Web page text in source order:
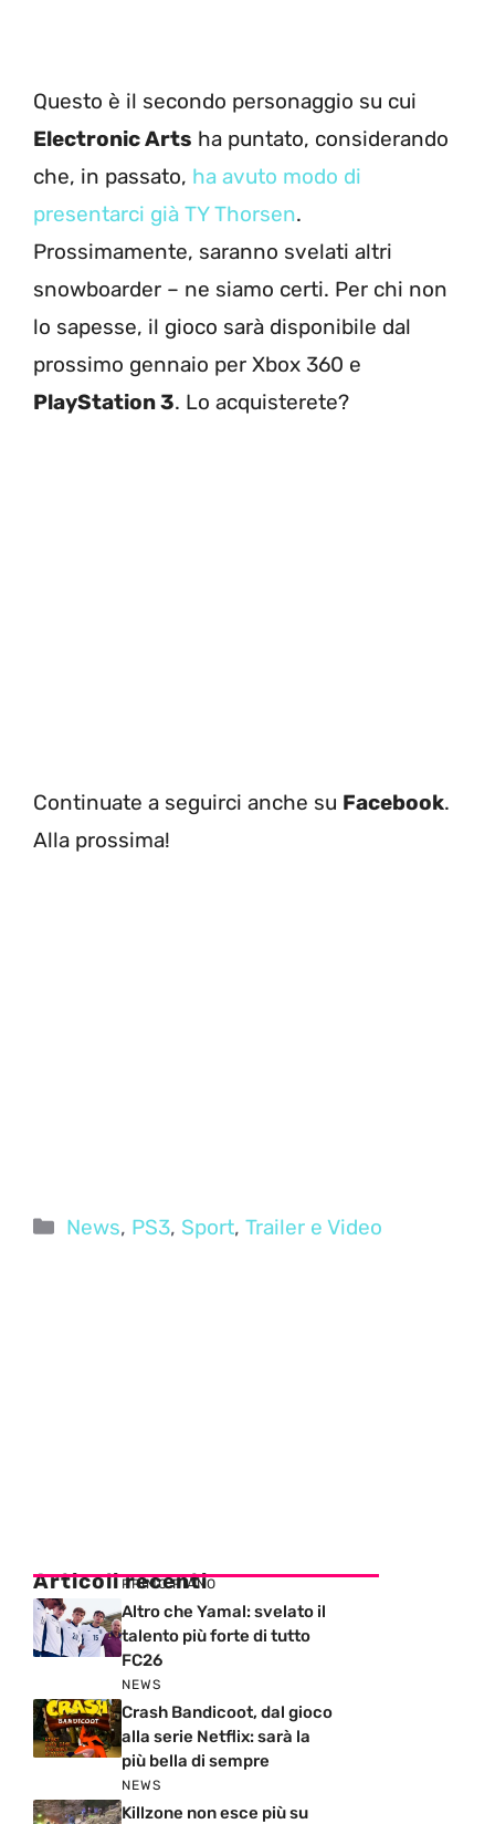
Questo è il secondo personaggio su cui
Electronic Arts ha puntato, considerando
che, in passato, ha avuto modo di
presentarci già TY Thorsen.
Prossimamente, saranno svelati altri
snowboarder – ne siamo certi. Per chi non
lo sapesse, il gioco sarà disponibile dal
prossimo gennaio per Xbox 360 e
PlayStation 3. Lo acquisterete?
Continuate a seguirci anche su Facebook.
Alla prossima!
Categorie
News, PS3, Sport,Trailer e Video
Articoli recenti
PRIMO PIANO
Altro che Yamal: svelato il
talento più forte di tutto
FC26
NEWS
Crash Bandicoot, dal gioco
alla serie Netflix: sarà la
più bella di sempre
NEWS
Killzone non esce più su